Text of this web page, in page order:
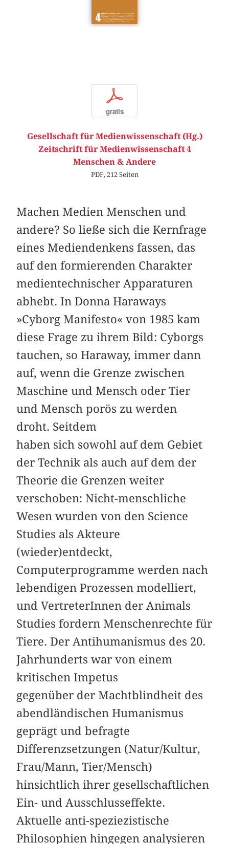
p
gratis
Gesellschaft für Medienwissenschaft (Hg.)
Zeitschrift für Medienwissenschaft 4
Menschen & Andere
PDF, 212 Seiten
Machen Medien Menschen und
andere? So ließe sich die Kernfrage
eines Mediendenkens fassen, das
auf den formierenden Charakter
medientechnischer Apparaturen
abhebt. In Donna Haraways
»Cyborg Manifesto« von 1985 kam
diese Frage zu ihrem Bild: Cyborgs
tauchen, so Haraway, immer dann
auf, wenn die Grenze zwischen
Maschine und Mensch oder Tier
und Mensch porös zu werden
droht. Seitdem
haben sich sowohl auf dem Gebiet
der Technik als auch auf dem der
Theorie die Grenzen weiter
verschoben: Nicht-menschliche
Wesen wurden von den Science
Studies als Akteure
(wieder)entdeckt,
Computerprogramme werden nach
lebendigen Prozessen modelliert,
und VertreterInnen der Animals
Studies fordern Menschenrechte für
Tiere. Der Antihumanismus des 20.
Jahrhunderts war von einem
kritischen Impetus
gegenüber der Machtblindheit des
abendländischen Humanismus
geprägt und befragte
Differenzsetzungen (Natur/Kultur,
Frau/Mann, Tier/Mensch)
hinsichtlich ihrer gesellschaftlichen
Ein- und Ausschlusseffekte.
Aktuelle anti-speziezistische
Philosophien hingegen analysieren